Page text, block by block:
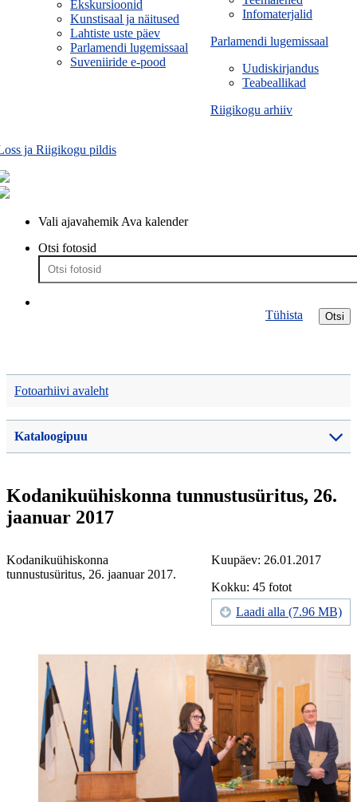
Infomaterjalid
Parlamendi lugemissaal
Uudiskirjandus
Teabeallikad
Riigikogu arhiiv
Ekskursioonid
Kunstisaal ja näitused
Lahtiste uste päev
Parlamendi lugemissaal
Suveniiride e-pood
ja Riigikogu pildis
Vali ajavahemik Ava kalender
Otsi fotosid
Otsi
Tühista
Fotoarhiivi avaleht
Kataloogipuu
Kodanikuühiskonna tunnustusüritus, 26.
jaanuar 2017
Kuupäev: 26.01.2017
Kokku: 45 fotot
Laadi alla (7.96 MB)
Kodanikuühiskonna
tunnustusüritus, 26. jaanuar 2017.